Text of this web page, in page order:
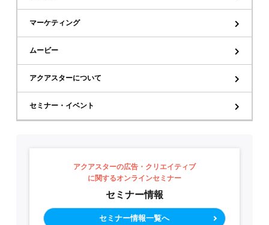
マーケティング
アクアスターについて
セミナー・イベント
ムービー
アクアスターの広告・クリエイティブ
に関するオンラインセミナー
セミナー情報
セミナー情報一覧へ